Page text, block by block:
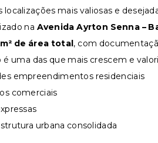
localizações mais valiosas e
na Avenida Ayrton Senna –
de área total, com
é uma das que mais crescem e
empreendimentos residenciais
comerciais
urbana consolidada